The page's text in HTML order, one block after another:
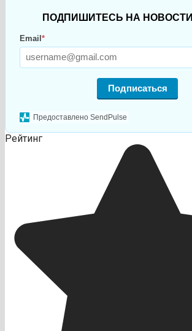
ПОДПИШИТЕСЬ НА
Email *
Подписаться
Предоставлено SendPulse
Рейтинг